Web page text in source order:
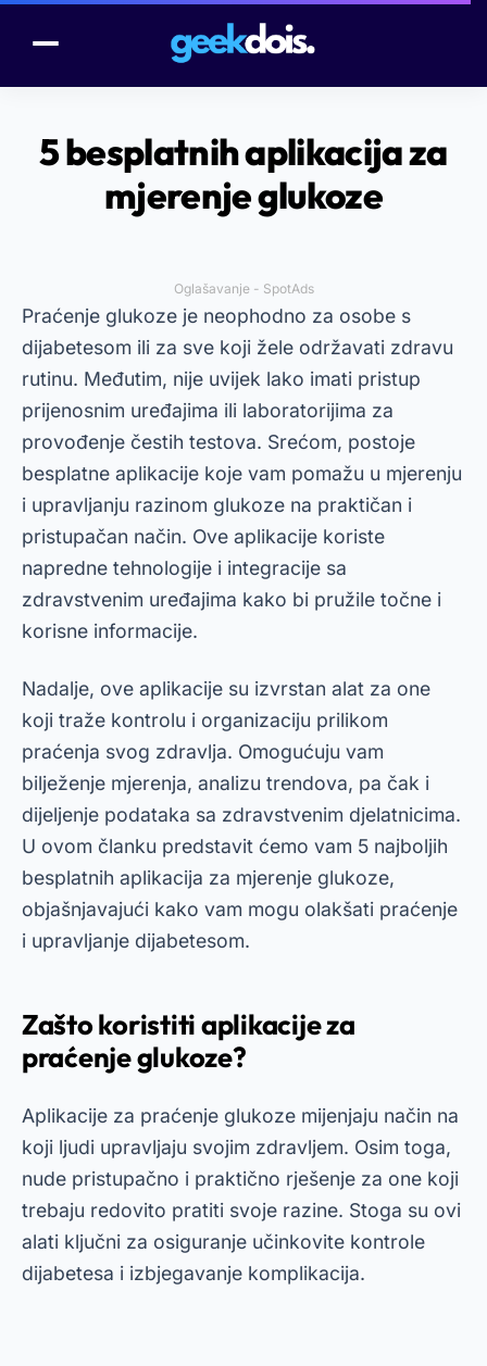
5 besplatnih aplikacija za
mjerenje glukoze
Oglašavanje - SpotAds
Praćenje glukoze je neophodno za osobe s
dijabetesom ili za sve koji žele održavati zdravu
rutinu. Međutim, nije uvijek lako imati pristup
prijenosnim uređajima ili laboratorijima za
provođenje čestih testova. Srećom, postoje
besplatne aplikacije koje vam pomažu u mjerenju
i upravljanju razinom glukoze na praktičan i
pristupačan način. Ove aplikacije koriste
napredne tehnologije i integracije sa
zdravstvenim uređajima kako bi pružile točne i
korisne informacije.
Nadalje, ove aplikacije su izvrstan alat za one
koji traže kontrolu i organizaciju prilikom
praćenja svog zdravlja. Omogućuju vam
bilježenje mjerenja, analizu trendova, pa čak i
dijeljenje podataka sa zdravstvenim djelatnicima.
U ovom članku predstavit ćemo vam 5 najboljih
besplatnih aplikacija za mjerenje glukoze,
objašnjavajući kako vam mogu olakšati praćenje
i upravljanje dijabetesom.
Zašto koristiti aplikacije za
praćenje glukoze?
Aplikacije za praćenje glukoze mijenjaju način na
koji ljudi upravljaju svojim zdravljem. Osim toga,
nude pristupačno i praktično rješenje za one koji
trebaju redovito pratiti svoje razine. Stoga su ovi
alati ključni za osiguranje učinkovite kontrole
dijabetesa i izbjegavanje komplikacija.